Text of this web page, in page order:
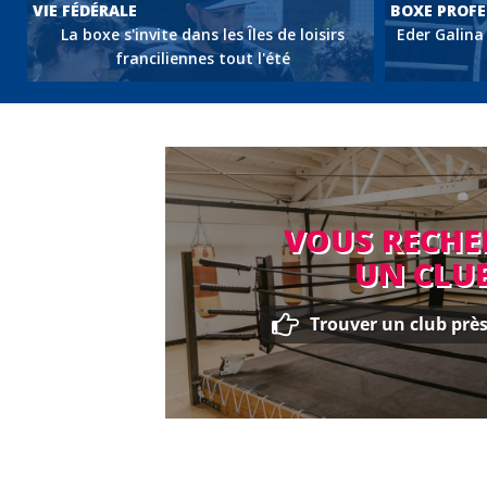
VIE FÉDÉRALE
Lancement de la session 2026 de l’examen
d’Agent Sportif Boxe
VIE FÉDÉRALE
La boxe s'invite dans les Îles de loisirs
franciliennes tout l'été
VIE FÉDÉRALE
Septembre Bouge : mobilisons-nous !
BOXE
Voldy
BOXE
Eder
BOXE
Un
BOXE
Lenny
VOUS
UN
Trouver un club